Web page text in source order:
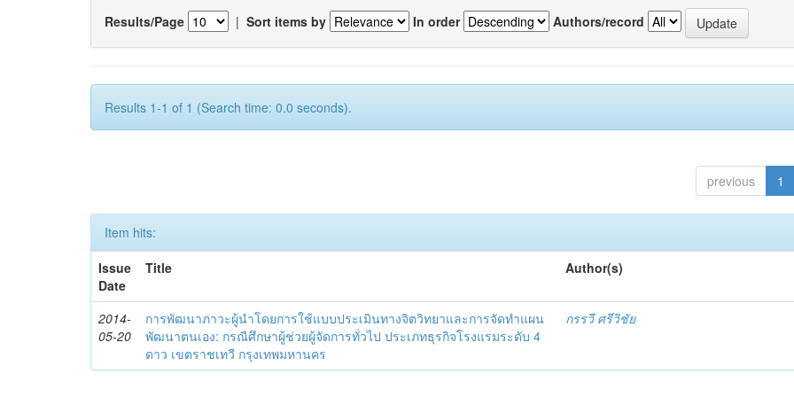
Results/Page | Sort items by In order Authors/record
Results 1-1 of 1 (Search time: 0.0 seconds).
previous 1
Item hits:
Issue
Date
Title Author(s)
2014-
05-20
การพัฒนาภาวะผู้นำโดยการใช้แบบประเมินทางจิตวิทยาและการจัดทำแผน
พัฒนาตนเอง: กรณีศึกษาผู้ช่วยผู้จัดการทั่วไป ประเภทธุรกิจโรงแรมระดับ 4
ดาว เขตราชเทวี กรุงเทพมหานคร
กรรวี ศรีวิชัย